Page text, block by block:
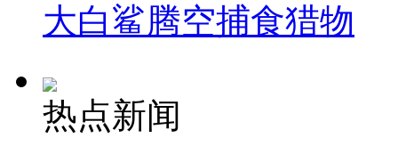
大白鲨腾空捕食猎物
热点新闻